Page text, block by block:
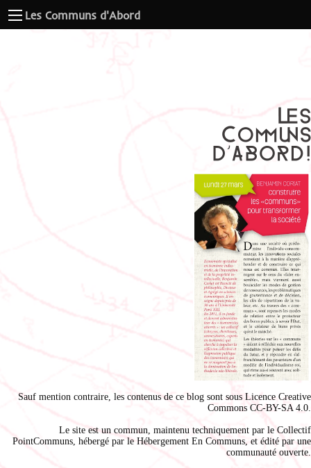
Les Communs d'Abord
Sauf mention contraire, les contenus de ce blog sont sous Licence Creative
Commons CC-BY-SA 4.0
Le site est un commun, maintenu techniquement par le Collectif
PointCommuns , hébergé par le Hébergement En Communs , et édité par une
communauté ouverte.